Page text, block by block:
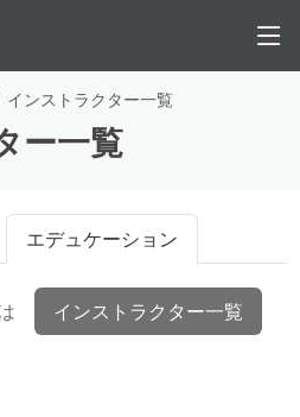
インストラクター一覧
ー一覧
エデュケーション
インストラクター一覧